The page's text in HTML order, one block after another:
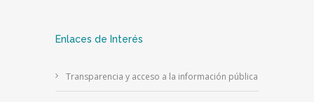
Enlaces de Interés
Transparencia y acceso a la información pública